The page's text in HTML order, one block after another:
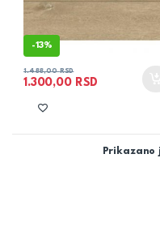
-13%
1.300,00 RSD
1.488,00RSD